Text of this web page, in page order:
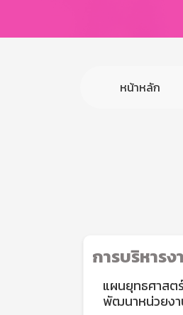
หน้าหลัก
การบริหารง
แผนยุทธศาสต
พัฒนาหน่วยง